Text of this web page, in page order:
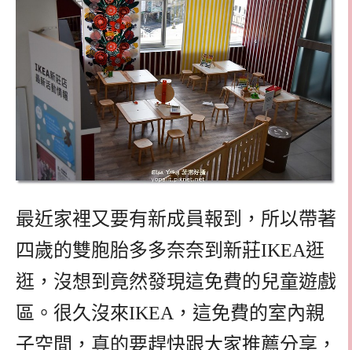
最近家裡又要有新成員報到，所以帶著
四歲的雙胞胎多多奈奈到新莊IKEA逛
逛，沒想到竟然發現這免費的兒童遊戲
區。很久沒來IKEA，這免費的室內親
子空間，真的要趕快跟大家推薦分享，